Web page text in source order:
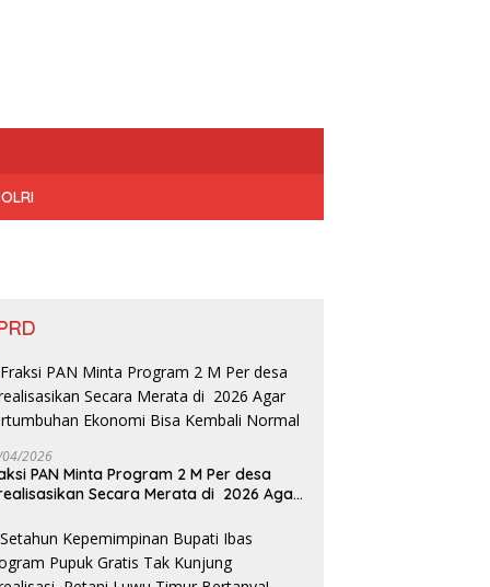
2026
PAN Minta Program 2 M Per desa
Secara Merata di 2026 Agar